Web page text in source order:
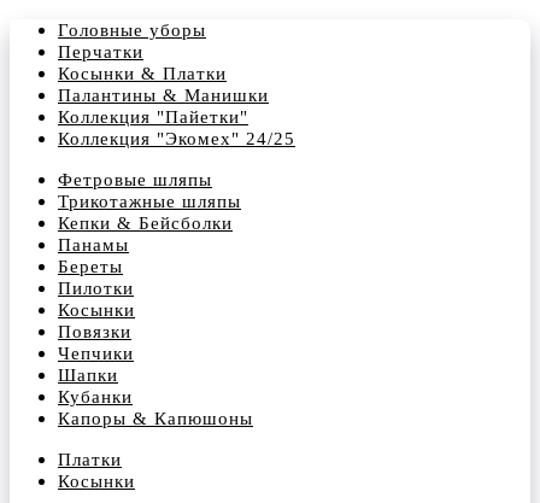
Головные уборы
Перчатки
Косынки & Платки
Палантины & Манишки
Коллекция "Пайетки"
Коллекция "Экомех" 24/25
Фетровые шляпы
Трикотажные шляпы
Кепки & Бейсболки
Панамы
Береты
Пилотки
Косынки
Повязки
Чепчики
Шапки
Кубанки
Капоры & Капюшоны
Платки
Косынки